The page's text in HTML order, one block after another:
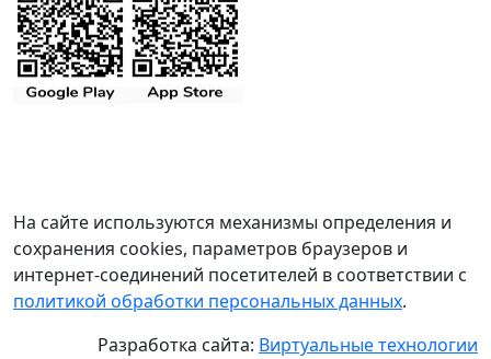
На сайте используются механизмы определения и
сохранения cookies, параметров браузеров и
интернет-соединений посетителей в соответствии с
политикой обработки персональных данных.
Разработка сайта: Виртуальные технологии